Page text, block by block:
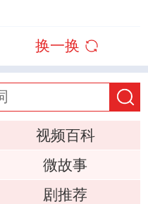
换一换
视频百科
微故事
剧推荐